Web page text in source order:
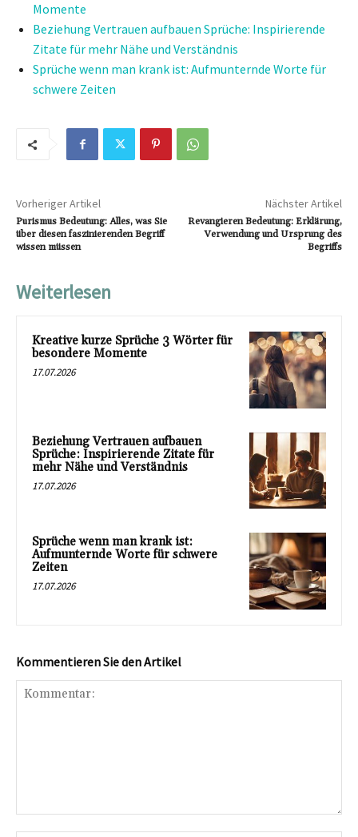
Momente
Beziehung Vertrauen aufbauen Sprüche: Inspirierende
Zitate für mehr Nähe und Verständnis
Sprüche wenn man krank ist: Aufmunternde Worte für
schwere Zeiten
Vorheriger Artikel
Purismus Bedeutung: Alles, was Sie
über diesen faszinierenden Begriff
wissen müssen
Nächster Artikel
Revangieren Bedeutung: Erklärung,
Verwendung und Ursprung des
Begriffs
Weiterlesen
Kreative kurze Sprüche 3 Wörter für
besondere Momente
17.07.2026
Beziehung Vertrauen aufbauen
Sprüche: Inspirierende Zitate für
mehr Nähe und Verständnis
17.07.2026
Sprüche wenn man krank ist:
Aufmunternde Worte für schwere
Zeiten
17.07.2026
Kommentieren Sie den Artikel